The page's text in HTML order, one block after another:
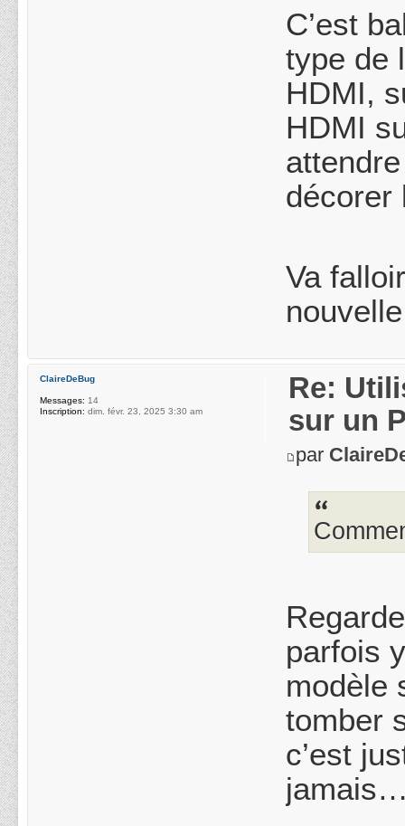
C’est
type de
HDMI,
HDMI
décorer
Va
Re:
sur un
par
parfois
modèle
tomber
c’est
ClaireDeBug
Messages: 14
Inscription: dim. févr. 23, 2025 3:30 am